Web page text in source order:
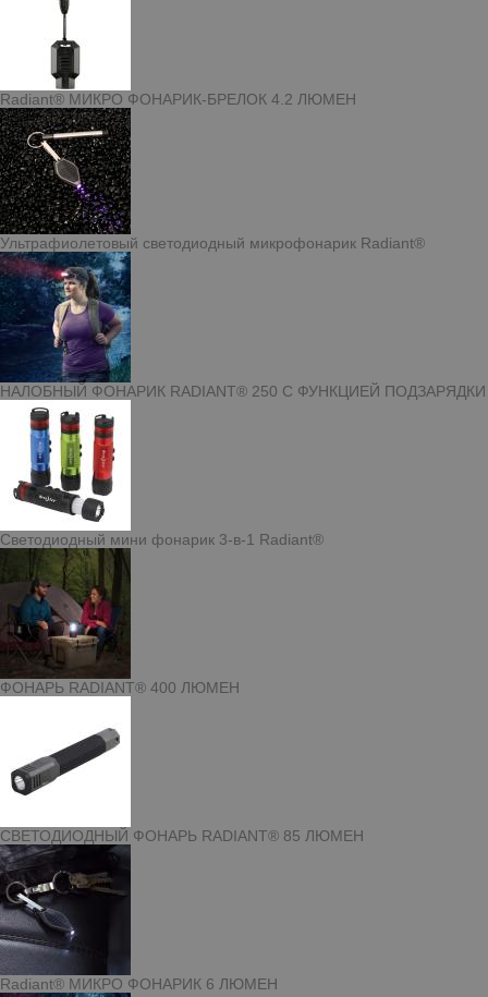
Radiant® МИКРО ФОНАРИК-БРЕЛОК 4.2 ЛЮМЕН
Ультрафиолетовый светодиодный микрофонарик Radiant®
НАЛОБНЫЙ ФОНАРИК RADIANT® 250 С ФУНКЦИЕЙ ПОДЗАРЯДКИ
Светодиодный мини фонарик 3-в-1 Radiant®
ФОНАРЬ RADIANT® 400 ЛЮМЕН
СВЕТОДИОДНЫЙ ФОНАРЬ RADIANT® 85 ЛЮМЕН
Radiant® МИКРО ФОНАРИК 6 ЛЮМЕН